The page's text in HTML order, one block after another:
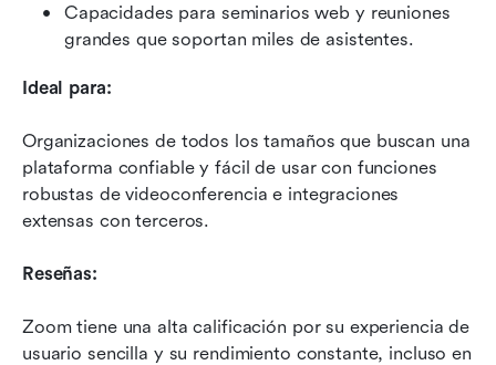
Capacidades para seminarios web y reuniones
grandes que soportan miles de asistentes.
Ideal para:
Organizaciones de todos los tamaños que buscan una
plataforma confiable y fácil de usar con funciones
robustas de videoconferencia e integraciones
extensas con terceros.
Reseñas:
Zoom tiene una alta calificación por su experiencia de
usuario sencilla y su rendimiento constante, incluso en